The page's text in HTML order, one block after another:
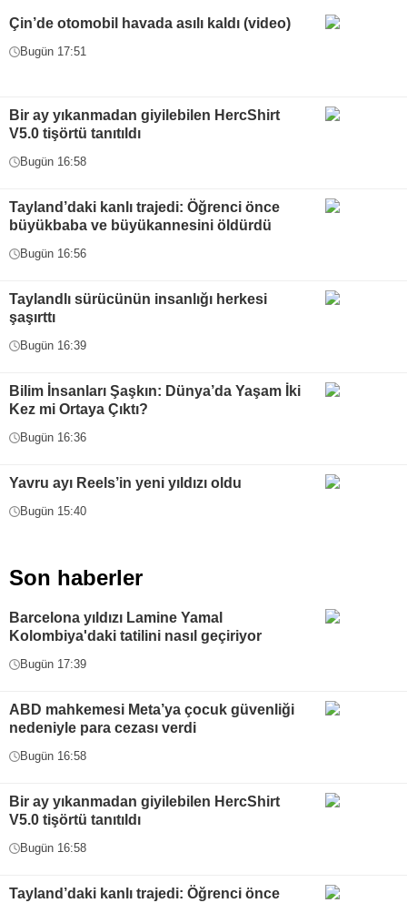
Çin’de otomobil havada asılı kaldı (video)
Bugün 17:51
Bir ay yıkanmadan giyilebilen HercShirt
V5.0 tişörtü tanıtıldı
Bugün 16:58
Tayland’daki kanlı trajedi: Öğrenci önce
büyükbaba ve büyükannesini öldürdü
Bugün 16:56
Taylandlı sürücünün insanlığı herkesi
şaşırttı
Bugün 16:39
Bilim İnsanları Şaşkın: Dünya’da Yaşam İki
Kez mi Ortaya Çıktı?
Bugün 16:36
Yavru ayı Reels’in yeni yıldızı oldu
Bugün 15:40
Son haberler
Barcelona yıldızı Lamine Yamal
Kolombiya'daki tatilini nasıl geçiriyor
Bugün 17:39
ABD mahkemesi Meta’ya çocuk güvenliği
nedeniyle para cezası verdi
Bugün 16:58
Bir ay yıkanmadan giyilebilen HercShirt
V5.0 tişörtü tanıtıldı
Bugün 16:58
Tayland’daki kanlı trajedi: Öğrenci önce